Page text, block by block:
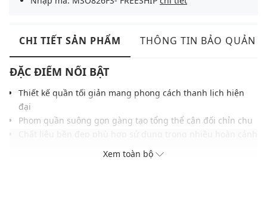
CHI TIẾT SẢN PHẨM THÔNG TIN BẢO QUẢN
ĐẶC ĐIỂM NỔI BẬT
Thiết kế quần tối giản mang phong cách thanh lịch hiện
đại
Phom quần suông gọn gàng tạo tổng thể cân đối chỉn chu
Cạp quần cố định kết hợp đỉa lưng tăng tính hoàn thiện
Xem toàn bộ